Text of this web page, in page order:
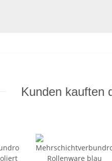
Kunden kauften